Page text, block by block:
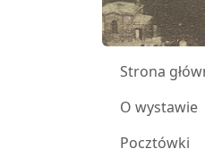
Strona
O wystawie
Pocztówki